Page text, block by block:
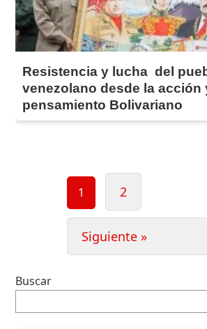
Resistencia y lucha del
venezolano desde la acción
pensamiento Bolivariano
1 2
Siguiente »
Buscar